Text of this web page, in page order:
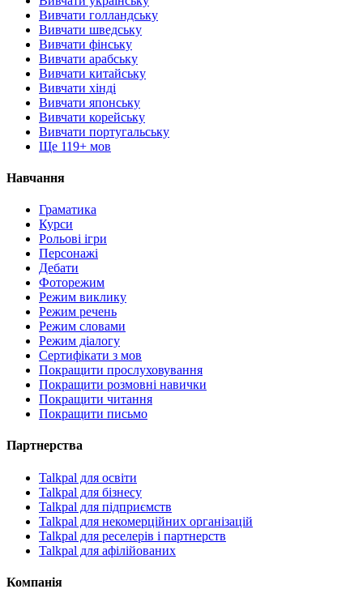
Вивчати голландську
Вивчати шведську
Вивчати фінську
Вивчати арабську
Вивчати китайську
Вивчати хінді
Вивчати японську
Вивчати корейську
Вивчати португальську
Ще 119+ мов
Навчання
Граматика
Курси
Рольові ігри
Персонажі
Дебати
Фоторежим
Режим виклику
Режим речень
Режим словами
Режим діалогу
Сертифікати з мов
Покращити прослуховування
Покращити розмовні навички
Покращити читання
Покращити письмо
Партнерства
Talkpal для освіти
Talkpal для бізнесу
Talkpal для підприємств
Talkpal для некомерційних організацій
Talkpal для реселерів і партнерств
Talkpal для афілійованих
Компанія